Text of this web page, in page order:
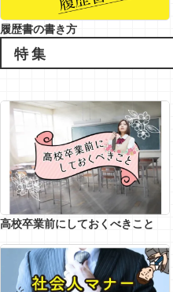
履歴書の書き方
特集
高校卒業前にしておくべきこと